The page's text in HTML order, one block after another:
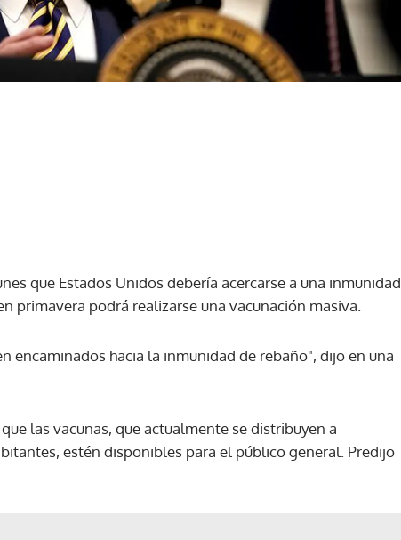
que Estados Unidos debería acercarse a una inmunidad
primavera podrá realizarse una vacunación masiva.
encaminados hacia la inmunidad de rebaño", dijo en una
las vacunas, que actualmente se distribuyen a
estén disponibles para el público general. Predijo